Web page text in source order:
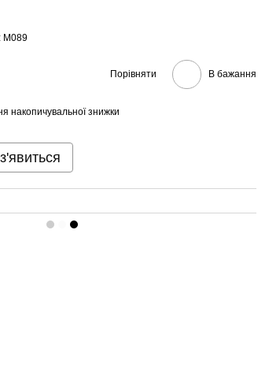
M089
Порівняти В бажання
накопичувальної знижки